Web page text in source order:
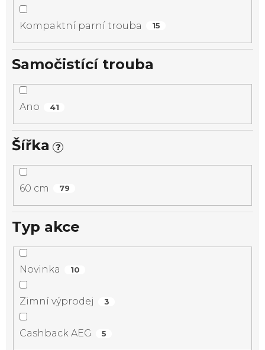
Kompaktní parní trouba 15
Samočistící trouba
Ano 41
Šířka ?
60 cm 79
Typ akce
Novinka 10
Zimní výprodej 3
Cashback AEG 5